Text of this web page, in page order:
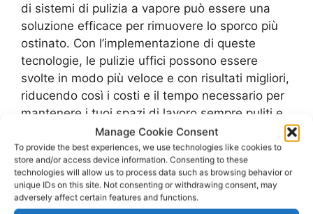
Manage Cookie Consent
To provide the best experiences, we use technologies like cookies to
store and/or access device information. Consenting to these
technologies will allow us to process data such as browsing behavior or
unique IDs on this site. Not consenting or withdrawing consent, may
adversely affect certain features and functions.
di sistemi di pulizia a vapore può essere una
soluzione efficace per rimuovere lo sporco più
ostinato. Con l’implementazione di queste
tecnologie, le pulizie uffici possono essere
svolte in modo più veloce e con risultati migliori,
riducendo così i costi e il tempo necessario per
mantenere i tuoi spazi di lavoro sempre puliti e
Il ruolo del personale nelle pulizie
uffici: come coinvolgerli e